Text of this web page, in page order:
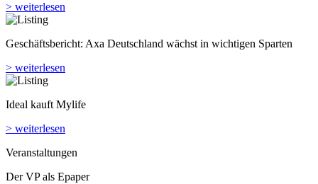
> weiterlesen
Geschäftsbericht: Axa Deutschland wächst in wichtigen Sparten
> weiterlesen
Ideal kauft Mylife
> weiterlesen
Veranstaltungen
Der VP als Epaper